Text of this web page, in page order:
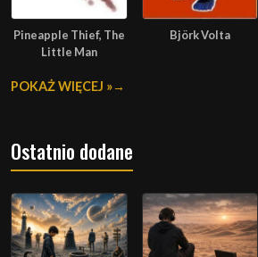
Pineapple Thief, The
Little Man
Björk Volta
POKAŻ WIĘCEJ »
Ostatnio dodane